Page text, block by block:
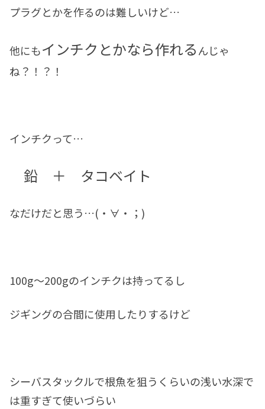
プラグとかを作るのは難しいけど…
他にもインチクとかなら作れるんじゃ
ね？！？！
インチクって…
鉛 ＋ タコベイト
なだけだと思う…(・∀・；)
100g～200gのインチクは持ってるし
ジギングの合間に使用したりするけど
シーバスタックルで根魚を狙うくらいの浅い水深で
は重すぎて使いづらい